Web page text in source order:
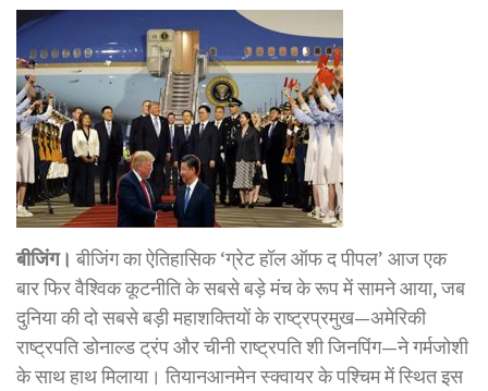
बीजिंग। बीजिंग का ऐतिहासिक ‘ग्रेट हॉल ऑफ द पीपल’ आज एक
बार फिर वैश्विक कूटनीति के सबसे बड़े मंच के रूप में सामने आया, जब
दुनिया की दो सबसे बड़ी महाशक्तियों के राष्ट्रप्रमुख—अमेरिकी
राष्ट्रपति डोनाल्ड ट्रंप और चीनी राष्ट्रपति शी जिनपिंग—ने गर्मजोशी
के साथ हाथ मिलाया। तियानआनमेन स्क्वायर के पश्चिम में स्थित इस